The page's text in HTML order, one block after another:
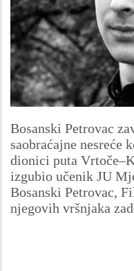
Bosanski Petrovac
saobraćajne nesreće
dionici puta
izgubio učenik JU
Bosanski Petrovac,
njegovih vršnjaka